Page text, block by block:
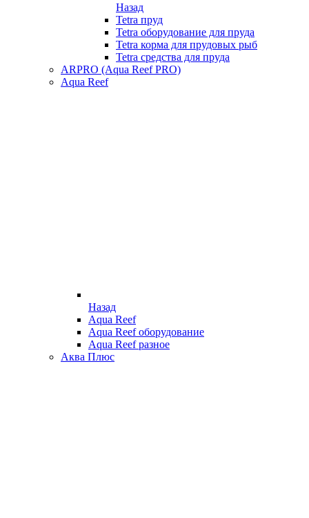
Назад
Tetra пруд
Tetra оборудование для пруда
Tetra корма для прудовых рыб
Tetra средства для пруда
ARPRO (Aqua Reef PRO)
Aqua Reef
Назад
Aqua Reef
Aqua Reef оборудование
Aqua Reef разное
Аква Плюс